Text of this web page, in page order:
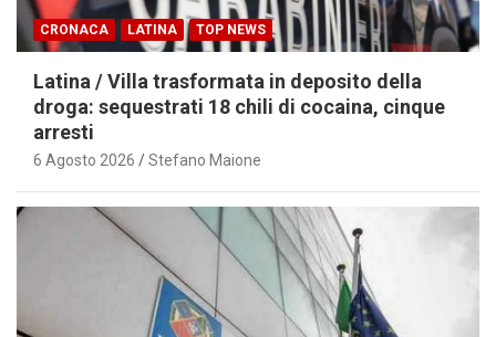
CRONACA LATINA TOP NEWS
Latina / Villa trasformata in deposito della
droga: sequestrati 18 chili di cocaina, cinque
arresti
6 Agosto 2026 Stefano Maione